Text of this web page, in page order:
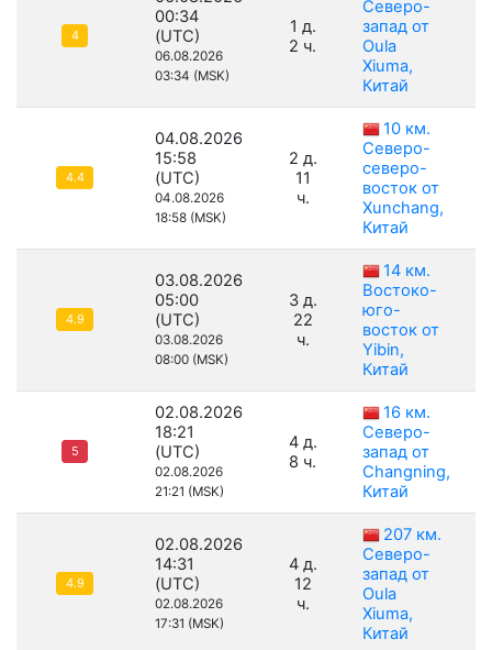
4
00:34
(UTC)
06.08.2026
03:34 (MSK)
1 д.
2 ч.
Северо-
запад от
Oula
Xiuma,
Китай
4.4
04.08.2026
15:58
(UTC)
04.08.2026
18:58 (MSK)
2 д.
11
ч.
10 км.
Северо-
северо-
восток от
Xunchang,
Китай
4.9
03.08.2026
05:00
(UTC)
03.08.2026
08:00 (MSK)
3 д.
22
ч.
14 км.
Востоко-
юго-
восток от
Yibin,
Китай
5
02.08.2026
18:21
(UTC)
02.08.2026
21:21 (MSK)
4 д.
8 ч.
16 км.
Северо-
запад от
Changning,
Китай
4.9
02.08.2026
14:31
(UTC)
02.08.2026
17:31 (MSK)
4 д.
12
ч.
207 км.
Северо-
запад от
Oula
Xiuma,
Китай